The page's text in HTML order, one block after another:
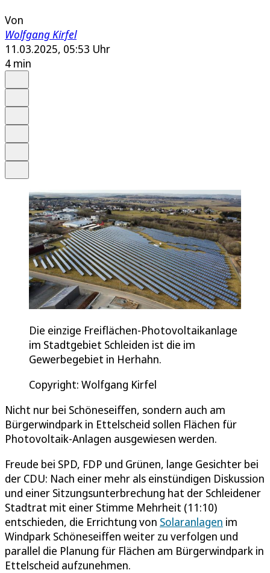
Von
Wolfgang Kirfel
11.03.2025, 05:53 Uhr
4 min
Die einzige Freiflächen-Photovoltaikanlage
im Stadtgebiet Schleiden ist die im
Gewerbegebiet in Herhahn.
Copyright: Wolfgang Kirfel
Nicht nur bei Schöneseiffen, sondern auch am
Bürgerwindpark in Ettelscheid sollen Flächen für
Photovoltaik-Anlagen ausgewiesen werden.
Freude bei SPD, FDP und Grünen, lange Gesichter bei
der CDU: Nach einer mehr als einstündigen Diskussion
und einer Sitzungsunterbrechung hat der Schleidener
Stadtrat mit einer Stimme Mehrheit (11:10)
entschieden, die Errichtung von Solaranlagen im
Windpark Schöneseiffen weiter zu verfolgen und
parallel die Planung für Flächen am Bürgerwindpark in
Ettelscheid aufzunehmen.